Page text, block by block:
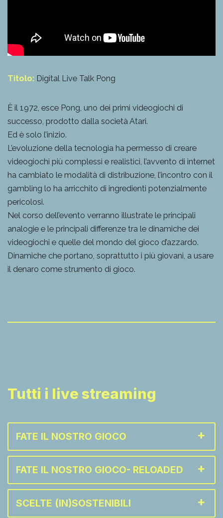
Titolo: Digital Live Talk Pong
È il 1972, esce Pong, uno dei primi videogiochi di
successo, prodotto dalla società Atari.
Ed è solo l’inizio.
L’evoluzione della tecnologia ha permesso di creare
videogiochi più complessi e realistici, l’avvento di internet
ha cambiato le modalità di distribuzione, l’incontro con il
gambling lo ha arricchito di ingredienti potenzialmente
pericolosi.
Nel corso dell’evento verranno illustrate le principali
analogie e le principali differenze tra le dinamiche dei
videogiochi e quelle del mondo del gioco d’azzardo.
Dinamiche che portano, soprattutto i più giovani, a usare
il denaro come strumento di gioco.
Tutti i live streaming
FATE IL NOSTRO GIOCO
FATE IL NOSTRO GIOCO- RELOADED
SCELTE (IN)SOSTENIBILI